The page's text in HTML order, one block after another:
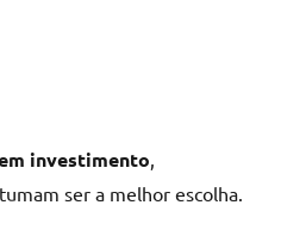
investimento,
ser a melhor escolha.